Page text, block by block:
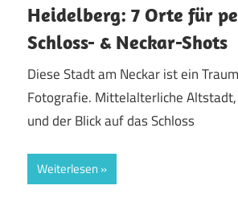
Heidelberg: 7 Orte für
Schloss- & Neckar-Shots
Diese Stadt am Neckar ist ein
Fotografie. Mittelalterliche
und der Blick auf das Schloss
Weiterlesen